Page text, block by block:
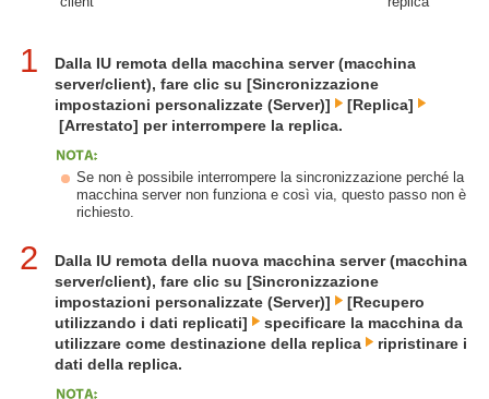
1
Dalla IU remota della macchina server (macchina
server/client), fare clic su [Sincronizzazione
impostazioni personalizzate (Server)]
[Replica]
[Arrestato] per interrompere la replica.
Se non è possibile interrompere la sincronizzazione perché la
macchina server non funziona e così via, questo passo non è
richiesto.
2
Dalla IU remota della nuova macchina server (macchina
server/client), fare clic su [Sincronizzazione
impostazioni personalizzate (Server)]
[Recupero
utilizzando i dati replicati]
specificare la macchina da
utilizzare come destinazione della replica
ripristinare i
dati della replica.